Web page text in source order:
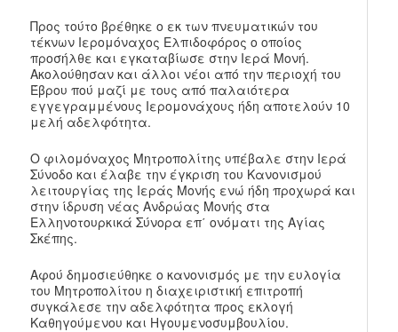
Προς τούτο βρέθηκε ο εκ των πνευματικών του
τέκνων Ιερομόναχος Ελπιδοφόρος ο οποίος
προσήλθε και εγκαταβίωσε στην Ιερά Μονή.
Ακολούθησαν και άλλοι νέοι από την περιοχή του
Έβρου πού μαζί με τους από παλαιότερα
εγγεγραμμένους Ιερομονάχους ήδη αποτελούν 10
μελή αδελφότητα.
Ο φιλομόναχος Μητροπολίτης υπέβαλε στην Ιερά
Σύνοδο και έλαβε την έγκριση του Κανονισμού
λειτουργίας της Ιεράς Μονής ενώ ήδη προχωρά και
στην ίδρυση νέας Ανδρώας Μονής στα
Ελληνοτουρκικά Σύνορα επ΄ ονόματι της Αγίας
Σκέπης.
Αφού δημοσιεύθηκε ο κανονισμός με την ευλογία
του Μητροπολίτου η διαχειριστική επιτροπή
συγκάλεσε την αδελφότητα προς εκλογή
Καθηγούμενου και Ηγουμενοσυμβουλίου.